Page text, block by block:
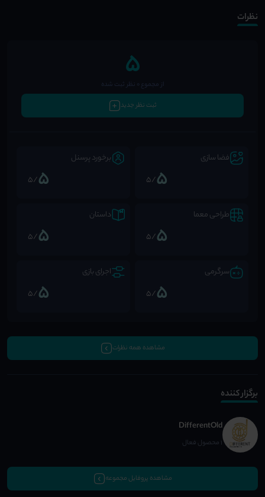
نظرات
5از مجموع 0 نظر ثبت شده
ثبت نظر جدید
فضا سازی
5
/5
برخورد پرسنل
5
/5
طراحی معما
5
/5
داستان
5
/5
سرگرمی
5
/5
اجرای بازی
5
/5
مشاهده همه نظرات
برگزار کننده
DifferentOld
1 محصول فعال
مشاهده پروفایل مجموعه